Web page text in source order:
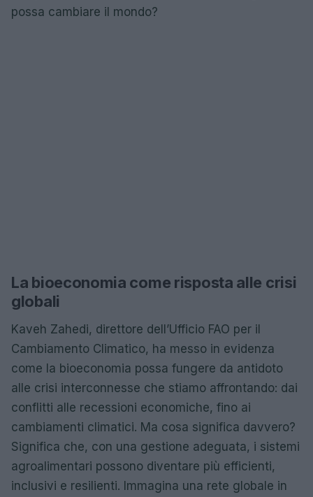
possa cambiare il mondo?
La bioeconomia come risposta alle crisi
globali
Kaveh Zahedi, direttore dell’Ufficio FAO per il
Cambiamento Climatico, ha messo in evidenza
come la bioeconomia possa fungere da antidoto
alle crisi interconnesse che stiamo affrontando: dai
conflitti alle recessioni economiche, fino ai
cambiamenti climatici. Ma cosa significa davvero?
Significa che, con una gestione adeguata, i sistemi
agroalimentari possono diventare più efficienti,
inclusivi e resilienti. Immagina una rete globale in